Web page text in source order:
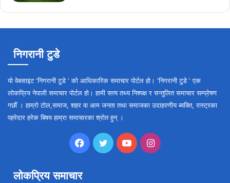
निगरानी टुडे
यो वेबसाइट ‘निगरानी टुडे ‘ को आधिकारिक समाचार पोर्टल हो। ‘निगरानी टुडे ‘ एक
लोकप्रिय नेपाली समाचार पोर्टल हो। हामी सत्य तथ्य निश्पक्ष र सन्तुलित समाचार सम्प्रेषण
गर्छौँ । हाम्रो टोल,समाज, शहर वा आम जनता तथा समाजका उदाहरणीय ब्यक्ति, रास्ट्रका
पहरेदार हरेक बिषय हाम्रा समाचारका श्रोत हुन् ।
Facebook
TwitterYouTubeInstagram
लोकप्रिय समाचार